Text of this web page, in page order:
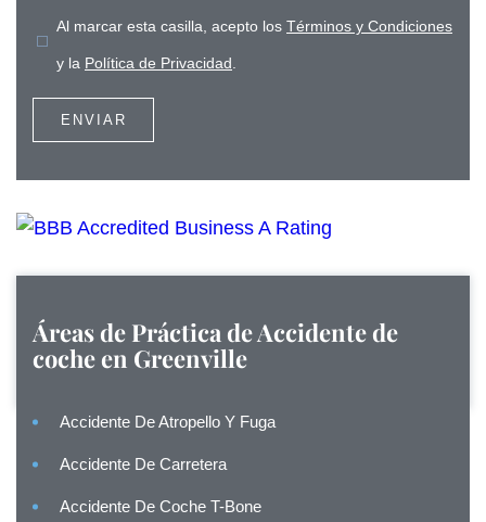
Al marcar esta casilla, acepto los Términos y Condiciones
y la Política de Privacidad
Áreas de Práctica deAccidente de
coche en Greenville
Accidente De Atropello Y Fuga
Accidente De Carretera
Accidente De Coche T-Bone